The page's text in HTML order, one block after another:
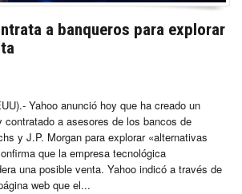
a banqueros para explorar
Yahoo anunció hoy que ha creado un
contratado a asesores de los bancos de
y J.P. Morgan para explorar «alternativas
que la empresa tecnológica
una posible venta. Yahoo indicó a través de
web que el...